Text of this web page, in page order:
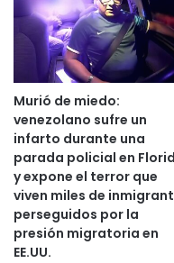
Murió de miedo:
venezolano sufre un
infarto durante una
parada policial en
y expone el terror que
viven miles de
perseguidos por la
presión migratoria en
EE.UU.